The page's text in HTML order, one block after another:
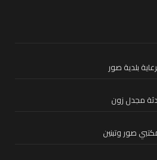
مجدل زون
صور وتبنين